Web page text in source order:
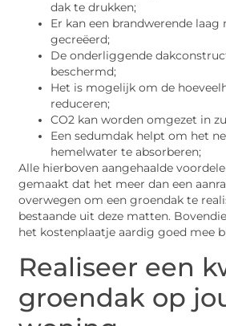
dak te drukken;
Er kan een brandwerende laag
gecreëerd;
De onderliggende
beschermd;
Het is mogelijk om de
reduceren;
CO2 kan worden omgezet in
Een sedumdak helpt om het
hemelwater te absorberen;
Alle hierboven aangehaalde
gemaakt dat het meer dan een
overwegen om een groendak te
bestaande uit deze matten.
het kostenplaatje aardig goed mee
Realiseer een
groendak op